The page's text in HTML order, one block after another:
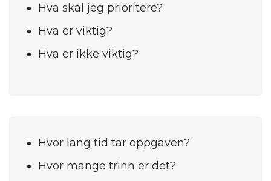
Hva skal jeg prioritere?
Hva er viktig?
Hva er ikke viktig?
Hvor lang tid tar oppgaven?
Hvor mange trinn er det?